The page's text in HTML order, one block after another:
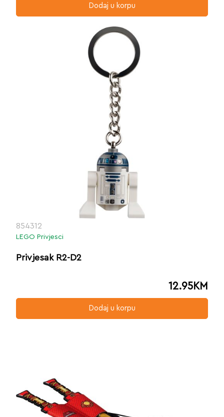
Dodaj u korpu
854312
LEGO Privjesci
Privjesak R2-D2
12.95KM
Dodaj u korpu